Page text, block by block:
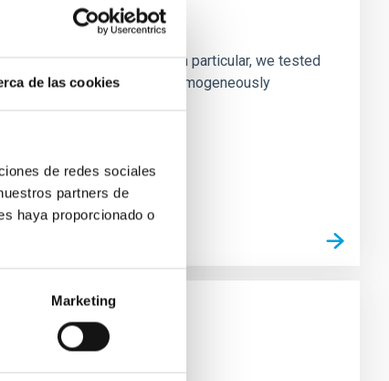
de las cookies
de redes sociales
partners de
haya proporcionado o
Marketing
of simulated galaxies. In particular, we tested
profiles. Methods. We homogeneously